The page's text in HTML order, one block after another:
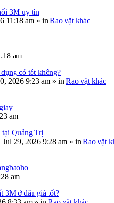
3M uy tín
11:18 am » in Rao vặt khác
am
có tốt không?
2026 9:23 am » in Rao vặt khác
am
tại Quảng Trị
Jul 29, 2026 9:28 am » in Rao vặt
am
3M ở đâu giá tốt?